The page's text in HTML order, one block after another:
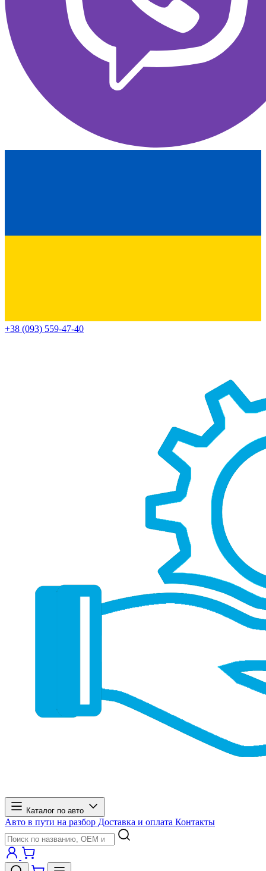
+38 (093) 559-47-40
Каталог по авто
Авто в пути на разбор Доставка и оплата Контакты